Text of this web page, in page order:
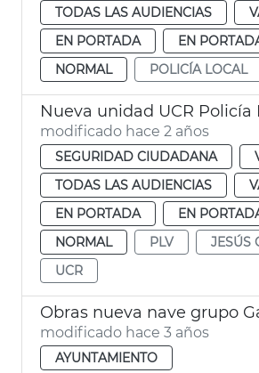
TODAS LAS AUDIENCIAS
EN PORTADA
EN
NORMAL
POLICÍA LOCAL
Nueva unidad UCR Policía
modificado hace 2 años
SEGURIDAD CIUDADANA
TODAS LAS AUDIENCIAS
EN PORTADA
EN
NORMAL
PLV
JESÚS
UCR
Obras nueva nave grupo
modificado hace 3 años
AYUNTAMIENTO